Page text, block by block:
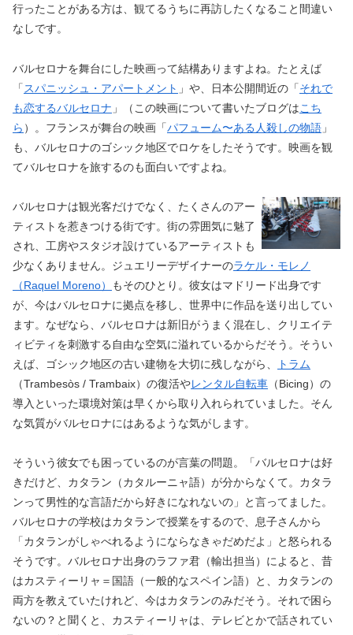
行ったことがある方は、観てるうちに再訪したくなること間違い
なしです。
バルセロナを舞台にした映画って結構ありますよね。たとえば
「スパニッシュ・アパートメント 」や、日本公開間近の「それで
も恋するバルセロナ 」（この映画について書いたブログはこち
ら ）。フランスが舞台の映画「パフューム〜ある人殺しの物語 」
も、バルセロナのゴシック地区でロケをしたそうです。映画を観
てバルセロナを旅するのも面白いですよね。
バルセロナは観光客だけでなく、たくさんのアー
ティストを惹きつける街です。街の雰囲気に魅了
され、工房やスタジオ設けているアーティストも
少なくありません。ジュエリーデザイナーのラケル・モレノ
（Raquel Moreno）
もそのひとり。彼女はマドリード出身です
が、今はバルセロナに拠点を移し、世界中に作品を送り出してい
ます。なぜなら、バルセロナは新旧がうまく混在し、クリエイテ
ィビティを刺激する自由な空気に溢れているからだそう。そうい
えば、ゴシック地区の古い建物を大切に残しながら、
トラム
（Trambesòs / Trambaix）の復活やレンタル自転車 （Bicing）の
導入といった環境対策は早くから取り入れられていました。そん
な気質がバルセロナにはあるような気がします。
そういう彼女でも困っているのが言葉の問題。「バルセロナは好
きだけど、カタラン（カタルーニャ語）が分からなくて。カタラ
ンって男性的な言語だから好きになれないの」と言ってました。
バルセロナの学校はカタランで授業をするので、息子さんから
「カタランがしゃべれるようにならなきゃだめだよ」と怒られる
そうです。バルセロナ出身のラファ君（輸出担当）によると、昔
はカスティーリャ＝国語（一般的なスペイン語）と、カタランの
両方を教えていたけれど、今はカタランのみだそう。それで困ら
ないの？と聞くと、カスティーリャは、テレビとかで話されてい